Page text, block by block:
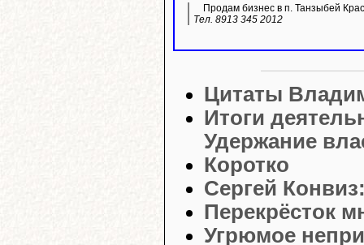
Продам бизнес в п. Танзыбей
Тел. 8913 345 2012
Цитаты
Итоги
Удержание
Коротко
Сергей
Перекрёсток
Угрюмое